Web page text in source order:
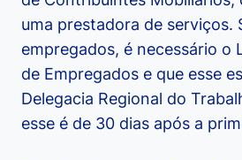
uma prestadora de serviços.
empregados, é necessário o
de Empregados e que esse
Delegacia Regional do
esse é de 30 dias após a